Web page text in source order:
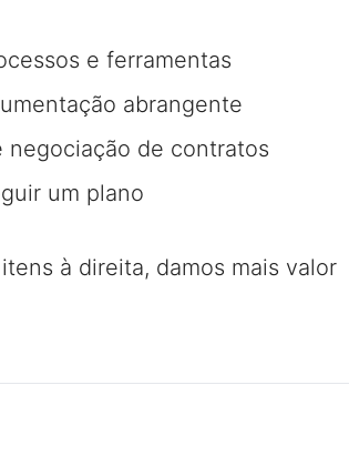
e ferramentas
abrangente
negociação de contratos
um plano
à direita, damos mais valor